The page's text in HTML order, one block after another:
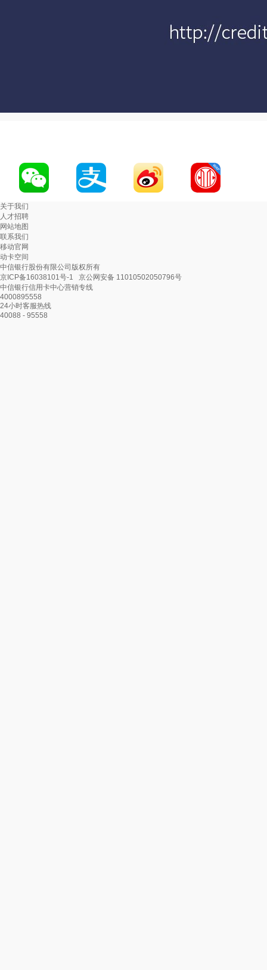
关于我们
人才招聘
网站地图
联系我们
移动官网
动卡空间
中信银行股份有限公司版权所有
京ICP备16038101号-1
京公网安备 11010502050796号
中信银行信用卡中心营销专线
4000895558
24小时客服热线
40088 - 95558